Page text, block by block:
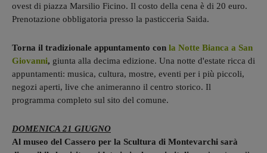
ovest di piazza Marsilio Ficino. Il costo della cena è di 20 euro.
Prenotazione obbligatoria presso la pasticceria Saida.
Torna il tradizionale appuntamento con la Notte Bianca a San
Giovanni, giunta alla decima edizione. Una notte d'estate ricca di
appuntamenti: musica, cultura, mostre, eventi per i più piccoli,
negozi aperti, live che animeranno il centro storico. Il
programma completo sul sito del comune.
DOMENICA 21 GIUGNO
Al museo del Cassero per la Scultura di Montevarchi sarà